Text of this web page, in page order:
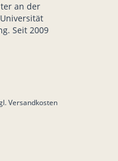
an der
Seit 2009
Versandkosten